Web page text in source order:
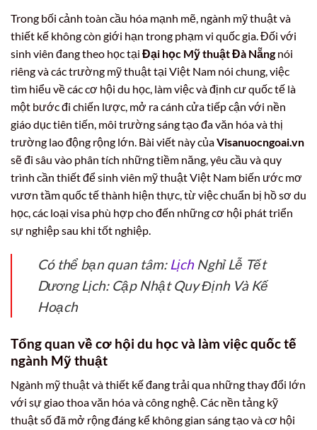
Trong bối cảnh toàn cầu hóa mạnh mẽ, ngành mỹ thuật và
thiết kế không còn giới hạn trong phạm vi quốc gia. Đối với
sinh viên đang theo học tại Đại học Mỹ thuật Đà Nẵngnói
riêng và các trường mỹ thuật tại Việt Nam nói chung, việc
tìm hiểu về các cơ hội du học, làm việc và định cư quốc tế là
một bước đi chiến lược, mở ra cánh cửa tiếp cận với nền
giáo dục tiên tiến, môi trường sáng tạo đa văn hóa và thị
trường lao động rộng lớn. Bài viết này củaVisanuocngoai.vn
sẽ đi sâu vào phân tích những tiềm năng, yêu cầu và quy
trình cần thiết để sinh viên mỹ thuật Việt Nam biến ước mơ
vươn tầm quốc tế thành hiện thực, từ việc chuẩn bị hồ sơ du
học, các loại visa phù hợp cho đến những cơ hội phát triển
sự nghiệp sau khi tốt nghiệp.
Có thể bạn quan tâm: LịchNghỉ Lễ Tết
Dương Lịch: Cập Nhật Quy Định Và Kế
Hoạch
Tổng quan về cơ hội du học và làm việc quốc tế
ngành Mỹ thuật
Ngành mỹ thuật và thiết kế đang trải qua những thay đổi lớn
với sự giao thoa văn hóa và công nghệ. Các nền tảng kỹ
thuật số đã mở rộng đáng kể không gian sáng tạo và cơ hội